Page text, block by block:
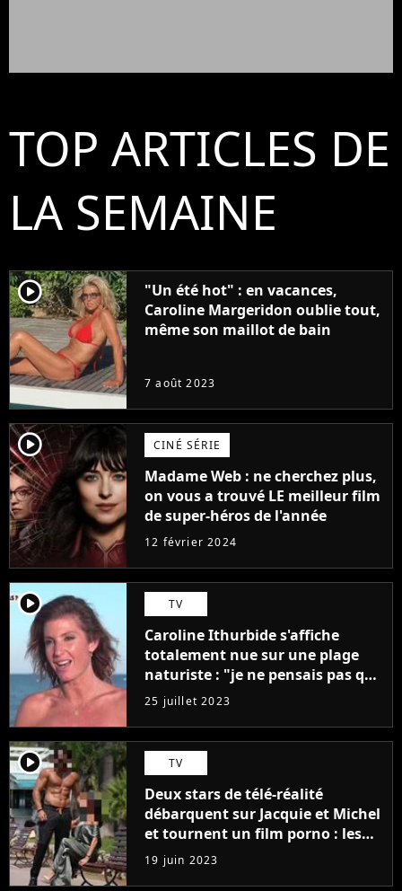
TOP ARTICLES DE
LA SEMAINE
player2
"Un été hot" : en vacances,
Caroline Margeridon oublie tout,
même son maillot de bain
7 août 2023
player2 CINÉ SÉRIE
Madame Web : ne cherchez plus,
on vous a trouvé LE meilleur film
de super-héros de l'année
12 février 2024
player2 TV
Caroline Ithurbide s'affiche
totalement nue sur une plage
naturiste : "je ne pensais pas que
j'arriverais à le faire..."
25 juillet 2023
player2 TV
Deux stars de télé-réalité
débarquent sur Jacquie et Michel
et tournent un film porno : les
premières images du tournage
(exclu)
19 juin 2023